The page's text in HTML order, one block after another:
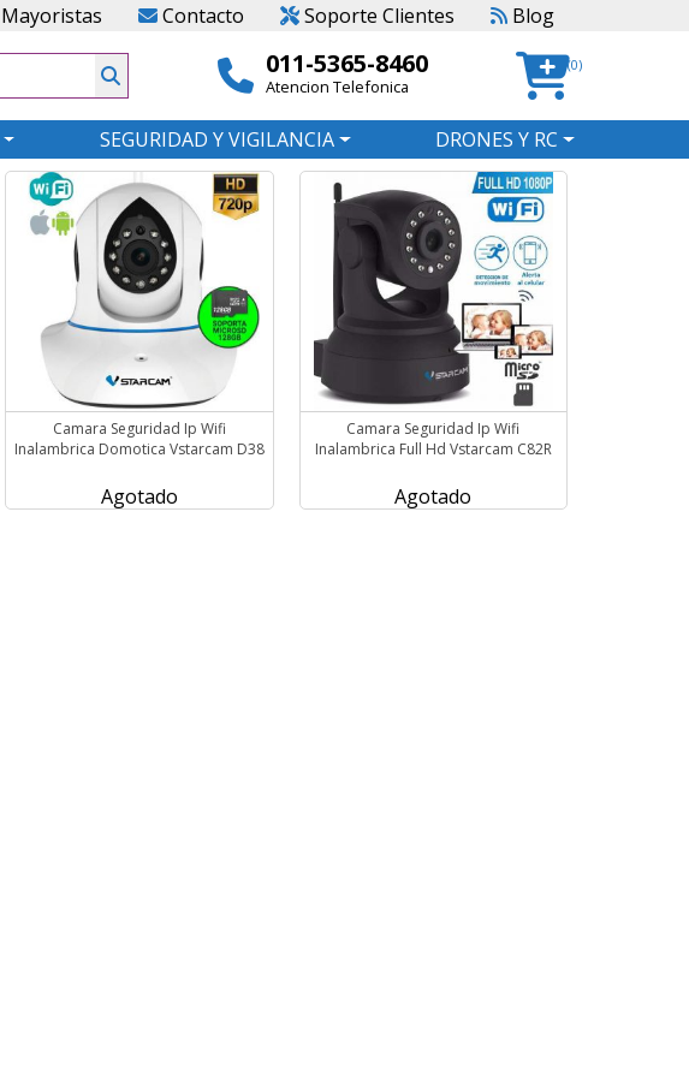
Mayoristas Contacto Soporte Clientes Blog
011-5365-8460
Atencion Telefonica
(0)
SEGURIDAD Y VIGILANCIA DRONES Y RC
Camara Seguridad Ip Wifi
Inalambrica Domotica Vstarcam D38
Agotado
Camara Seguridad Ip Wifi
Inalambrica Full Hd Vstarcam C82R
Agotado